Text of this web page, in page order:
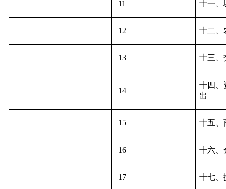
11 十一、
12 十二、
13 十三、
14
十四、
出
15 十五、
16 十六、
17 十七、